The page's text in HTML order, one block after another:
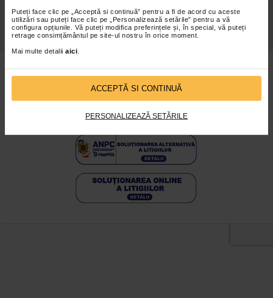
Puteți face clic pe „Acceptă si continuă” pentru a fi de acord cu aceste
utilizări sau puteți face clic pe „Personalizează setările” pentru a vă
configura opțiunile. Vă puteți modifica preferințele și, în special, vă puteți
retrage consimțământul pe site-ul nostru în orice moment.
Mai multe detalii aici
ACCEPTĂ SI CONTINUĂ
PERSONALIZEAZĂ SETĂRILE
Politica De
Confidentialitate
Toate Marcile
CATENA PHARMA SRL
Adresă sediu social: judetul Argeş, municipiul Piteşti, strada